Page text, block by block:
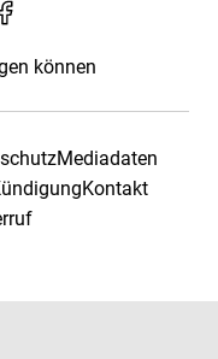
können
Mediadaten
Kontakt